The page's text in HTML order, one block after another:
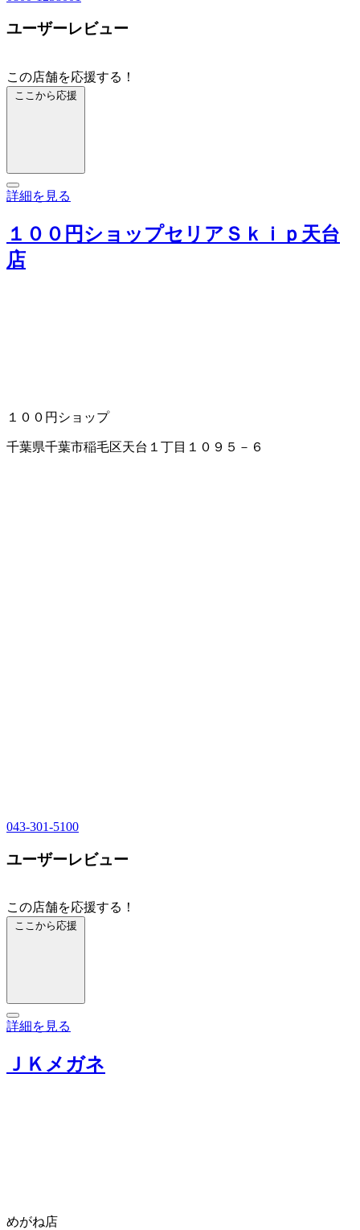
ユーザーレビュー
この店舗を応援する！
ここから応援
詳細を見る
１００円ショップセリアＳｋｉｐ天台
店
１００円ショップ
千葉県千葉市稲毛区天台１丁目１０９５－６
043-301-5100
ユーザーレビュー
この店舗を応援する！
ここから応援
詳細を見る
ＪＫメガネ
めがね店